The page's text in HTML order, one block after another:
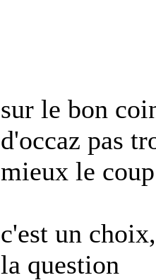
sur le bon
d'occaz pas
mieux le
c'est un
la question